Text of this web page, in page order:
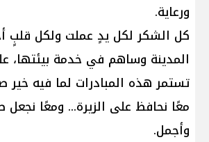
ورعاية.
كل الشكر لكل يدٍ عملت ولكل قلبٍ
المدينة وساهم في خدمة بيئتها،
تستمر هذه المبادرات لما فيه خير
معًا نحافظ على الزيرة... ومعًا
وأجمل.